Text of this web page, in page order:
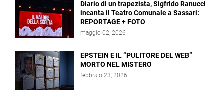
Diario di un trapezista, Sigfrido Ranucci
incanta il Teatro Comunale a Sassari:
REPORTAGE + FOTO
maggio 02, 2026
EPSTEIN E IL “PULITORE DEL WEB”
MORTO NEL MISTERO
febbraio 23, 2026